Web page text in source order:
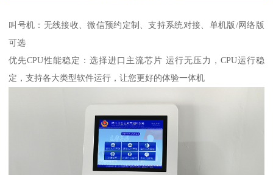
叫号机：无线接收、微信预约定制、支持系统对接、单机版/网络版
可选
优先CPU性能稳定：选择进口主流芯片 运行无压力，CPU运行稳
定，支持各大类型软件运行，让您更好的体验一体机